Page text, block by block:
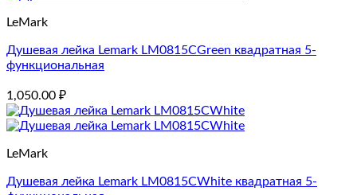
LeMark
Душевая лейка Lemark LM0815CGreen квадратная 5-
функциональная
1,050.00 ₽
LeMark
Душевая лейка Lemark LM0815CWhite квадратная 5-